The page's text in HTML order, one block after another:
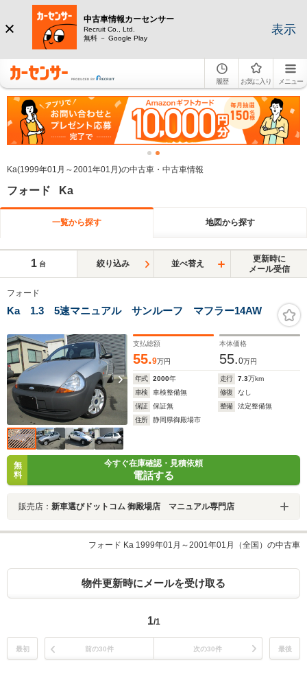
中古車情報カーセンサー
Recruit Co., Ltd.
無料 － Google Play
表示
履歴 お気に入り メニュー
Ka(1999年01月～2001年01月)の中古車・中古車情報
フォード Ka
一覧から探す 地図から探す
1 台 絞り込み 並べ替え
更新時に
メール受信
フォード
Ka 1.3 5速マニュアル サンルーフ マフラー14AW
支払総額
55.9万円
本体価格
55.0万円
年式 2000年 走行 7.3万km
車検
車検整備無 修復
なし
保証
保証無 整備
法定整備無
住所
静岡県御殿場市
無
料
今すぐ在庫確認・見積依頼
電話する
販売店： 新車選びドットコム 御殿場店 マニュアル専門店
フォード Ka 1999年01月～2001年01月（全国）の中古車
物件更新時にメールを受け取る
1/1
最初 前の30件 次の30件 最後